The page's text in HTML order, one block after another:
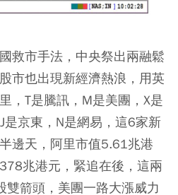
救市手法，中央祭出兩融鬆
市也出現新經濟熱浪，用英
，T是騰訊，M是美團，X是
是京東，N是網易，這6家新
邊天，阿里市值5.61兆港
兆港元，緊追在後，這兩
雙箭頭，美團一路大漲威力